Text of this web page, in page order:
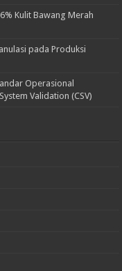
Kulit Bawang Merah
pada Produksi
Operasional
Validation (CSV)